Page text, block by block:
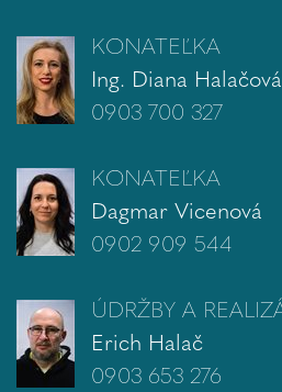
KONATEĽKA
Ing. Diana Halačová
0903 700 327
KONATEĽKA
Dagmar Vicenová
0902 909 544
ÚDRŽBY A
Erich Halač
0903 653 276